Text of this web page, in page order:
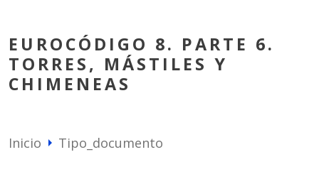
EUROCÓDIGO 8. PARTE 6.
TORRES, MÁSTILES Y
CHIMENEAS
Inicio arrow_right Tipo_documento